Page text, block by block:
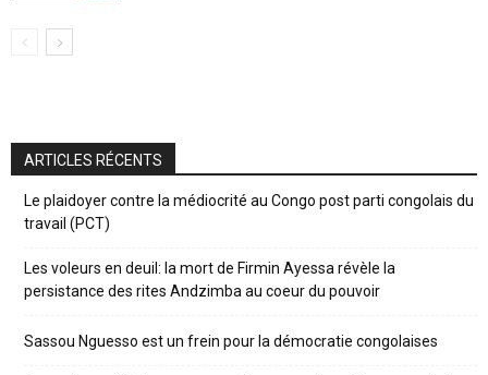
ARTICLES RÉCENTS
Le plaidoyer contre la médiocrité au Congo post parti congolais du
travail (PCT)
Les voleurs en deuil: la mort de Firmin Ayessa révèle la
persistance des rites Andzimba au coeur du pouvoir
Sassou Nguesso est un frein pour la démocratie congolaises